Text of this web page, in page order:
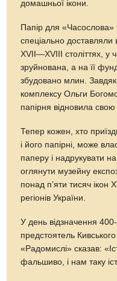
домашньої ікони.
Папір для «Часослова»
спеціально
XVII—XVIII століттях, у
зруйнована, а на її
збудовано млин.
комплексу Ольги
папірня відновила свою
Тепер кожен, хто
і його папірні, може
паперу і надрукувати
оглянути музейну
понад п’яти тисяч ікон
регіонів України.
У день відзначення
предстоятель
«Радомислі» сказав:
фальшиво, і нам таку